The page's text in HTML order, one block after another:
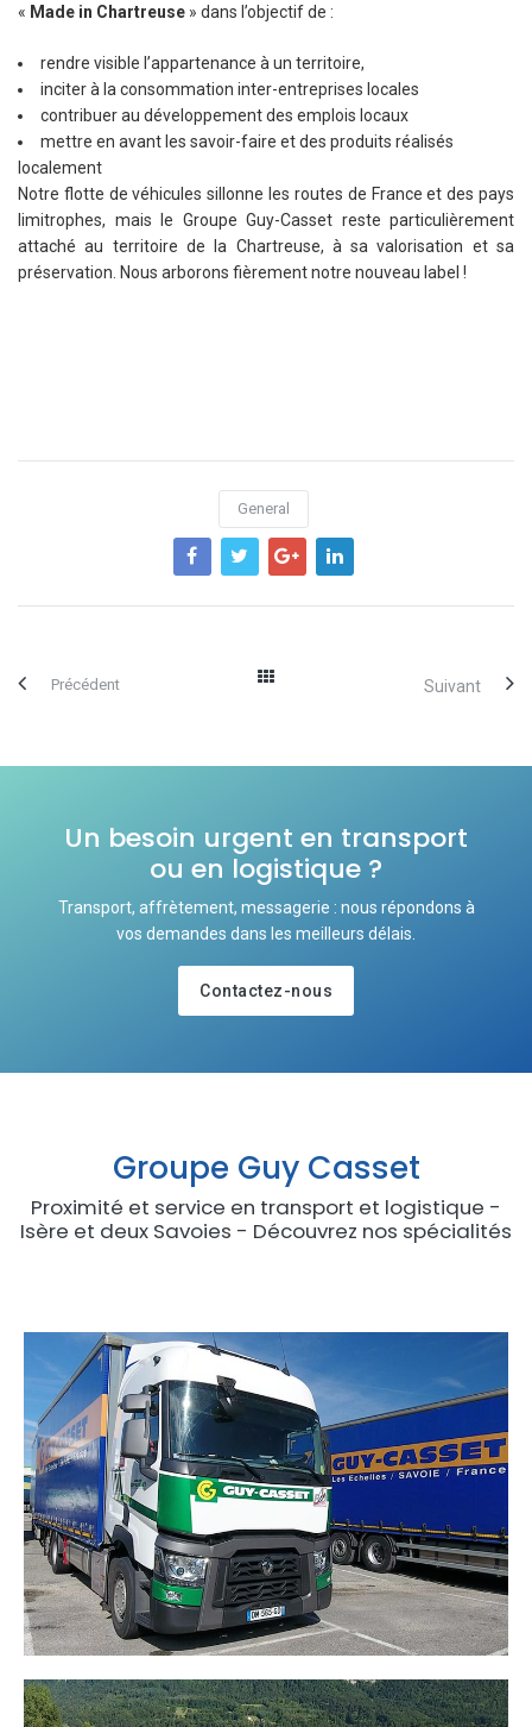
« Made in Chartreuse » dans l’objectif de :
rendre visible l’appartenance à un territoire,
inciter à la consommation inter-entreprises locales
contribuer au développement des emplois locaux
mettre en avant les savoir-faire et des produits réalisés
localement
Notre flotte de véhicules sillonne les routes de France et des pays
limitrophes, mais le Groupe Guy-Casset reste particulièrement
attaché au territoire de la Chartreuse, à sa valorisation et sa
préservation. Nous arborons fièrement notre nouveau label !
General
Précédent Suivant
Un besoin urgent en transport
ou en logistique ?
Transport, affrètement, messagerie : nous répondons à
vos demandes dans les meilleurs délais.
Contactez-nous
Groupe Guy Casset
Proximité et service en transport et logistique -
Isère et deux Savoies - Découvrez nos spécialités